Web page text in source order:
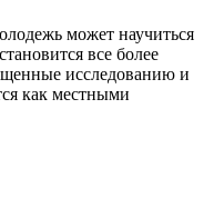
может научиться
все более
исследованию и
как местными